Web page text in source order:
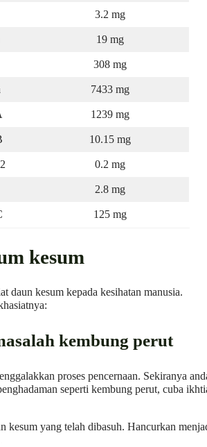
3.2 mg
19 mg
308 mg
7433 mg
1239 mg
10.15 mg
0.2 mg
2.8 mg
125 mg
kesum
daun kesum kepada kesihatan manusia.
kembung perut
proses pencernaan. Sekiranya
seperti kembung perut, cuba
kesum yang telah dibasuh. Hancurkan